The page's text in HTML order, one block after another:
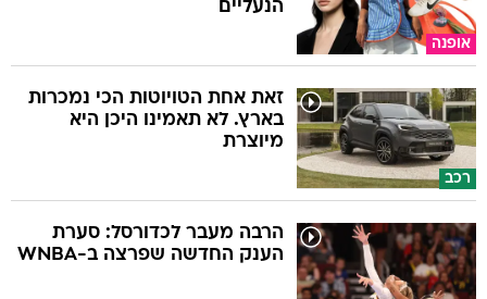
אופנה
הנעליים
רכב
זאת אחת הטויוטות הכי נמכרות
בארץ. לא תאמינו היכן היא
מיוצרת
הרבה מעבר לכדורסל: סערת
הענק החדשה שפרצה ב-WNBA